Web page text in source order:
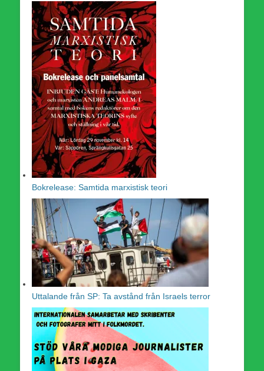
Bokrelease: Samtida marxistisk teori
Uttalande från SP: Ta avstånd från Israels terror